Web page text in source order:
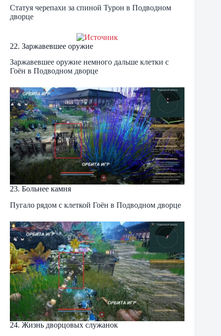
Статуя черепахи за спиной Турон в Подводном
дворце
22. Заржавевшее оружие
Заржавевшее оружие немного дальше клетки с
Гоён в Подводном дворце
23. Больнее камня
Пугало рядом с клеткой Гоён в Подводном дворце
24. Жизнь дворцовых служанок